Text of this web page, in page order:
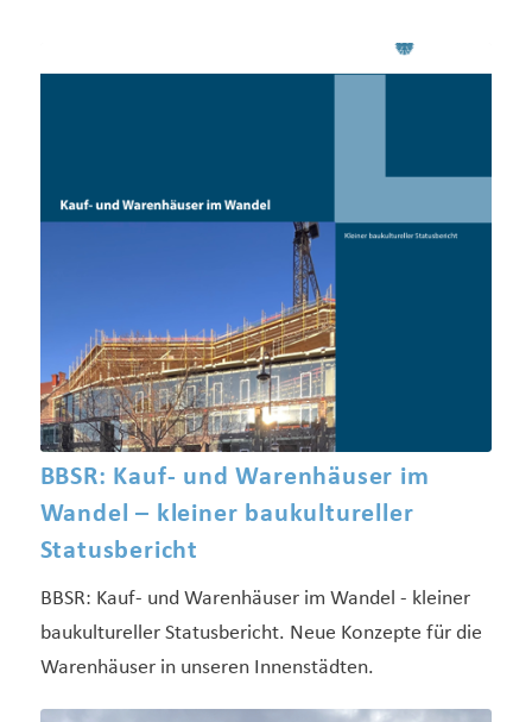
BBSR: Kauf- und Warenhäuser im
Wandel – kleiner baukultureller
Statusbericht
BBSR: Kauf- und Warenhäuser im Wandel - kleiner
baukultureller Statusbericht. Neue Konzepte für die
Warenhäuser in unseren Innenstädten.